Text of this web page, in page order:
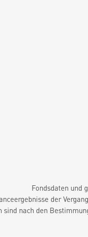
Fondsdaten und
der
nach den